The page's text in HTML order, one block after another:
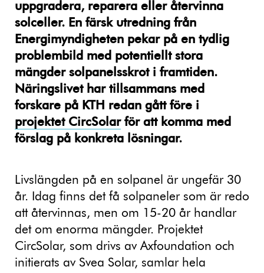
uppgradera, reparera eller återvinna
solceller. En färsk utredning från
Energimyndigheten pekar på en tydlig
problembild med potentiellt stora
mängder solpanelsskrot i framtiden.
Näringslivet har tillsammans med
forskare på KTH redan gått före i
projektet CircSolarför att komma med
förslag på konkreta lösningar.
Livslängden på en solpanel är ungefär 30
år. Idag finns det få solpaneler som är redo
att återvinnas, men om 15-20 år handlar
det om enorma mängder. Projektet
CircSolar, som drivs av Axfoundation och
initierats av Svea Solar, samlar hela